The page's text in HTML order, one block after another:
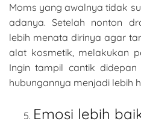
Moms yang awalnya tidak
adanya. Setelah nonton
lebih menata dirinya agar
alat kosmetik, melakukan
Ingin tampil cantik
hubungannya menjadi lebih
Emosi lebih